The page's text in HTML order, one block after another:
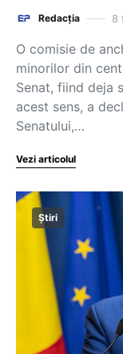
Redacția 8
O comisie de
minorilor din
Senat, fiind deja
acest sens, a
Senatului,…
Vezi articolul
Știri